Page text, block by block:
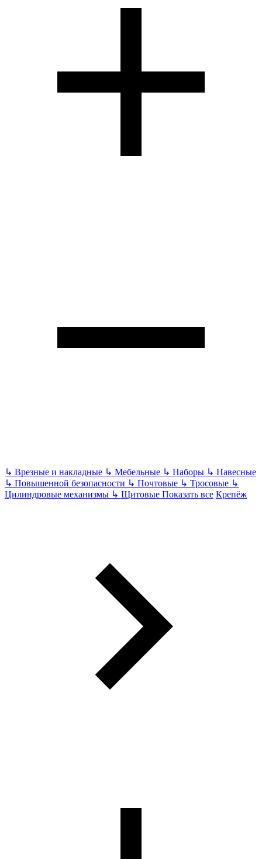
↳ Врезные и накладные ↳ Мебельные ↳ Наборы ↳ Навесные
↳ Повышенной безопасности ↳ Почтовые ↳ Тросовые ↳
Цилиндровые механизмы ↳ Щитовые Показать все Крепёж